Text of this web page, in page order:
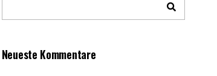
Neueste Kommentare